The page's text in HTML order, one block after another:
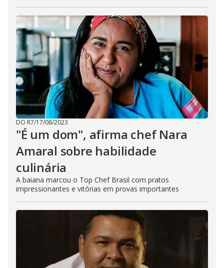
DO R7/17/08/2023
"É um dom", afirma chef Nara
Amaral sobre habilidade
culinária
A baiana marcou o Top Chef Brasil com pratos
impressionantes e vitórias em provas importantes